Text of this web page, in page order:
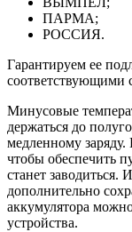
ПАРМА;
РОССИЯ.
Гарантируем ее
соответствующими
Минусовые
держаться до
медленному
чтобы обеспечить
станет заводиться.
дополнительно
аккумулятора
устройства.